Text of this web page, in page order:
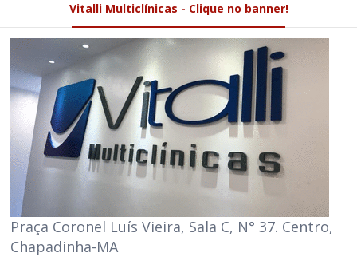
Vitalli Multiclínicas - Clique no banner!
Praça Coronel Luís Vieira, Sala C, N° 37. Centro,
Chapadinha-MA